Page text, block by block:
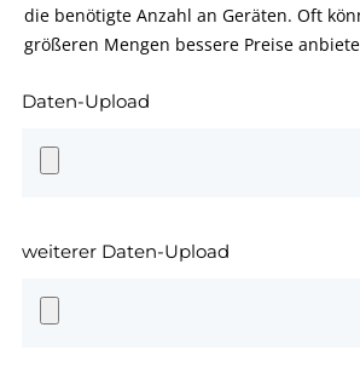
die benötigte Anzahl an Geräten. Oft
größeren Mengen bessere Preise
Daten-Upload
weiterer Daten-Upload